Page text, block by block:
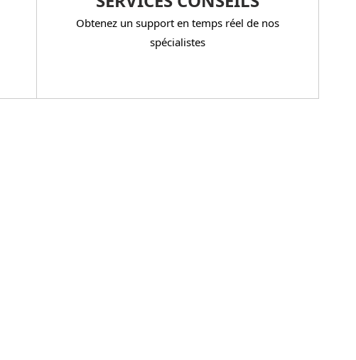
Obtenez un support en temps réel de nos
spécialistes